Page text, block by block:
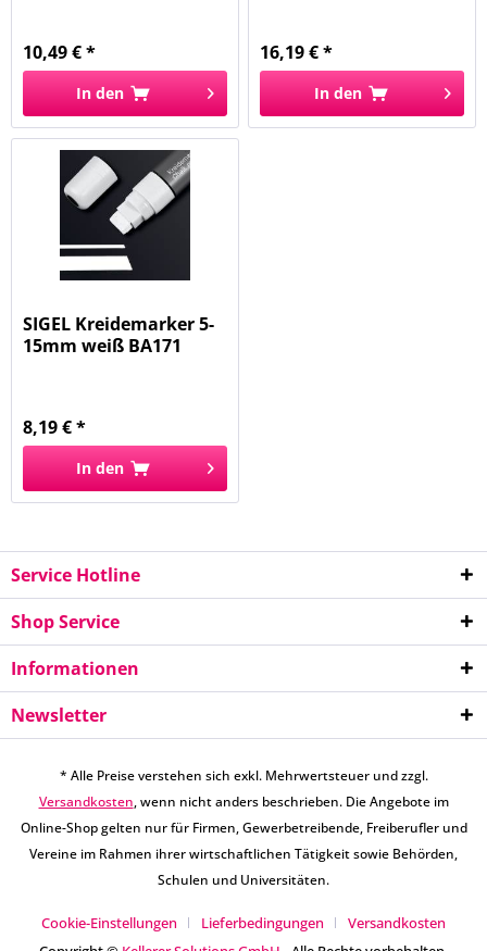
10,49 € *
In den
16,19 € *
In den
SIGEL Kreidemarker 5-
15mm weiß BA171
8,19 € *
In den
Service Hotline
Shop Service
Informationen
Newsletter
* Alle Preise verstehen sich exkl. Mehrwertsteuer und zzgl.
Versandkosten, wenn nicht anders beschrieben. Die Angebote im
Online-Shop gelten nur für Firmen, Gewerbetreibende, Freiberufler und
Vereine im Rahmen ihrer wirtschaftlichen Tätigkeit sowie Behörden,
Schulen und Universitäten.
Cookie-Einstellungen Lieferbedingungen
Versandkosten